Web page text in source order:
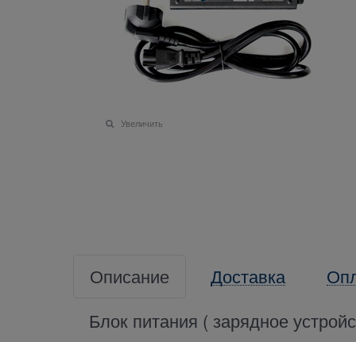
Увеличить
Описание Доставка
Блок питания ( зарядное